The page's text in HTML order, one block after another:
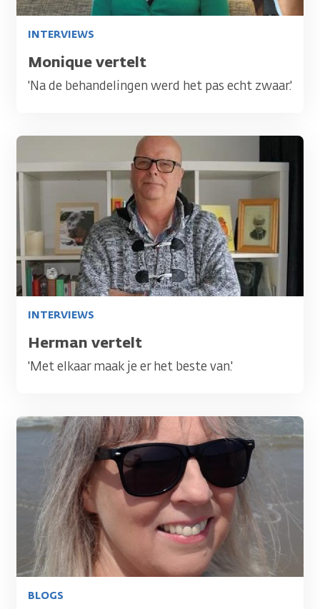
INTERVIEWS
Titel
Monique vertelt
'Na de behandelingen werd het pas echt zwaar.'
Afbeelding
INTERVIEWS
Titel
Herman vertelt
'Met elkaar maak je er het beste van.'
Afbeelding
BLOGS